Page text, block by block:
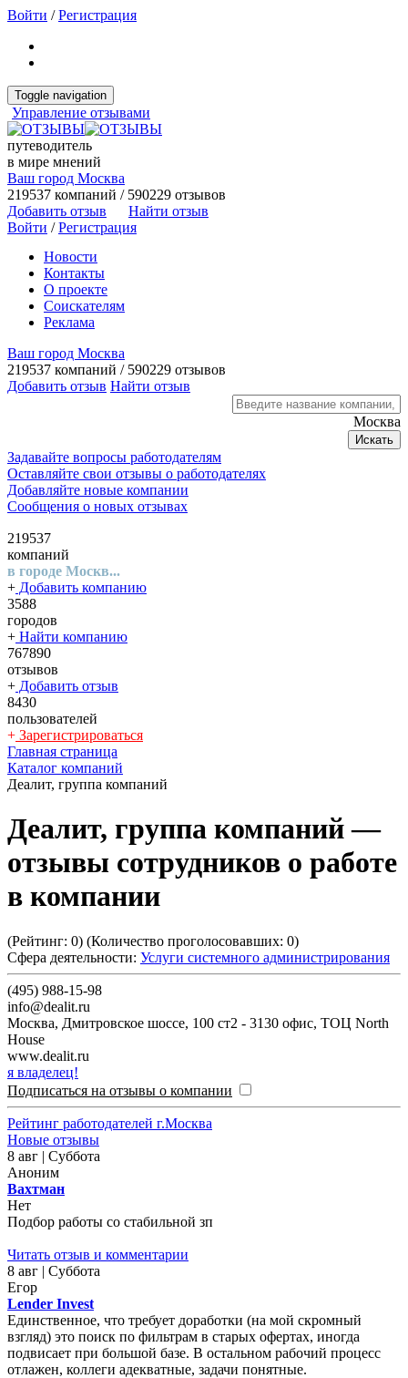
Войти /Регистрация
Toggle navigation
Управление отзывами
путеводитель
в мире мнений
Ваш город Москва
219537 компаний / 590229 отзывов
Добавить отзыв
Найти отзыв
Войти /Регистрация
Новости
Контакты
О проекте
Соискателям
Реклама
Ваш город Москва
219537 компаний / 590229 отзывов
Добавить отзыв Найти отзыв
Москва
Искать
Задавайте вопросы работодателям
Оставляйте свои отзывы о работодателях
Добавляйте новые компании
Сообщения о новых отзывах
219537
компаний
в городе Москв...
+ Добавить компанию
3588
городов
+ Найти компанию
767890
отзывов
+ Добавить отзыв
8430
пользователей
+ Зарегистрироваться
Главная страница
Каталог компаний
Деалит, группа компаний
Деалит, группа компаний—
отзывы сотрудников о работе
в компании
(Рейтинг: 0) (Количество проголосовавших: 0)
Сфера деятельности: Услуги системного администрирования
(495) 988-15-98
info@dealit.ru
Москва, Дмитровское шоссе, 100 ст2 - 3130 офис, ТОЦ North
House
www.dealit.ru
я владелец!
Подписаться на отзывы о компании
Рейтинг работодателей г.Москва
Новые отзывы
8 авг | Суббота
Аноним
Вахтман
Нет
Подбор работы со стабильной зп
Читать отзыв и комментарии
8 авг | Суббота
Егор
Lender Invest
Единственное, что требует доработки (на мой скромный
взгляд) это поиск по фильтрам в старых офертах, иногда
подвисает при большой базе. В остальном рабочий процесс
отлажен, коллеги адекватные, задачи понятные.